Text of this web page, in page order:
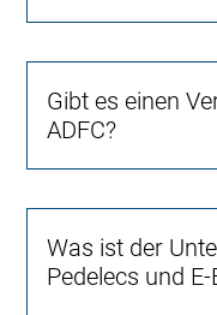
Gibt es einen
ADFC?
Was ist der
Pedelecs und E-